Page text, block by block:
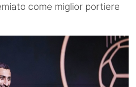
come miglior portiere